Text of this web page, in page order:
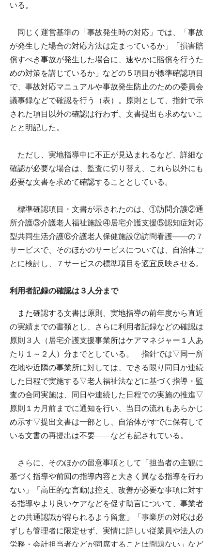
いる。
同じく運営基準の「事故発生時の対応」では、「事故
が発生した場合の対応方法は定まっているか」「損害賠
償すべき事故が発生した場合に、速やかに賠償を行うた
めの対策を講じているか」などの５項目が標準確認項目
で、事故対応マニュアルや事故発生防止のための委員会
議事録などで確認を行う（表）。原則として、指針で示
された項目以外の確認は行わず、文書提出も求めないこ
とと明記した。
ただし、実地指導中に不正が見込まれるなど、詳細な
確認が必要な場合は、監査に切り替え、これら以外にも
必要な文書を求めて確認することとしている。
標準確認項目・文書が示されたのは、①訪問介護②通
所介護③介護老人福祉施設④居宅介護支援⑤認知症対応
型共同生活介護⑥介護老人保健施設⑦訪問看護――の７
サービスで、そのほかのサービスについては、自治体ご
とに検討し、７サービスの標準項目を適宜反映させる。
利用者記録の確認は３人分まで
また確認する文書は原則、実地指導の前年度から直近
の実績までの書類とし、さらに利用者記録などの確認は
原則３人（居宅介護支援事業所はケアマネジャー１人あ
たり１～２人）分までとしている。 指針では▽同一所
在地や近隣の事業所に対しては、できる限り同日か連続
した日程で実施する▽老人福祉法などに基づく指導・監
査の合同実施は、同日や連続した日程での実施の推進▽
原則１カ月前までに通知を行い、当日の流れもあらかじ
め示す▽提出文書は一部とし、自治体がすでに保有して
いる文書の再提出は不要――なども記されている。
さらに、そのほかの留意事項として「担当者の主観に
基づく指導や前回の指導内容と大きく異なる指導を行わ
ない」「高圧的な言動は控え、改善が必要な事項に対す
る指導やより良いケアなどを促す助言について、事業者
との共通認識が得られるよう留意」「事業所の対応は必
ずしも管理者に限定せず、実情に詳しい従業員や法人の
労務・会計担当者などが同席することは問題ない」など